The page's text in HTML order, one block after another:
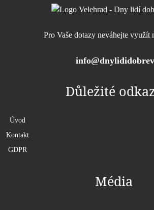
Pro Vaše dotazy neváhejte využít
Důležité
Úvod
Kontakt
GDPR
Média